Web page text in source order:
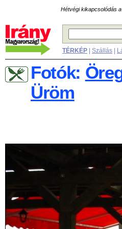
Hétvégi kikapcsolódás
TÉRKÉP Szállás
Fotók:
Üröm